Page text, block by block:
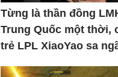
Từng là thần đồng
Trung Quốc một thời,
trẻ LPL XiaoYao sa